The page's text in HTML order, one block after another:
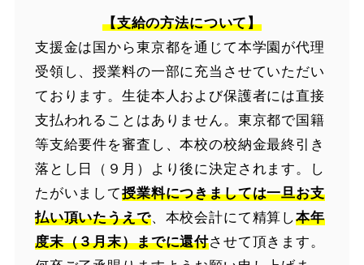
【支給の方法について】
支援金は国から東京都を通じて本学園が代理
受領し、授業料の一部に充当させていただい
ております。生徒本人および保護者には直接
支払われることはありません。東京都で国籍
等支給要件を審査し、本校の校納金最終引き
落とし日（９月）より後に決定されます。し
たがいまして授業料につきましては一旦お支
払い頂いたうえで、本校会計にて精算し本年
度末（３月末）までに還付させて頂きます。